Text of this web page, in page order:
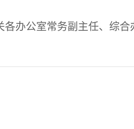
办公室常务副主任、综合